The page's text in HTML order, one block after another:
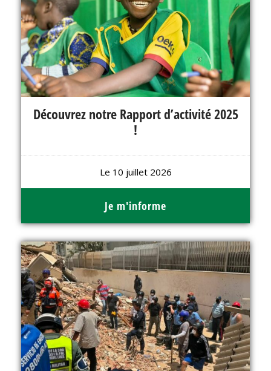
Découvrez notre Rapport d’activité 2025
!
Le 10 juillet 2026
Je m'informe